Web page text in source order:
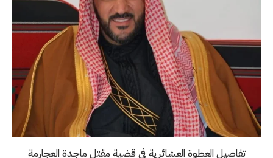
تفاصيل العطوة العشائرية في قضية مقتل ماجدة العجارمة